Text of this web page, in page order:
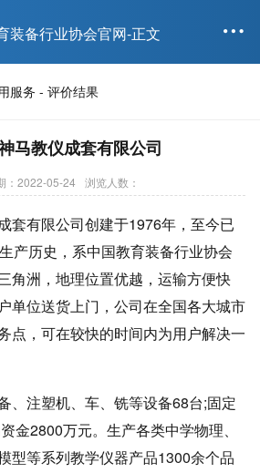
装备行业协会官网-正文 
服务 - 评价结果
马教仪成套有限公司
：2022-05-24 浏览人数：
有限公司创建于1976年，至今已
产历史，系中国教育装备行业协会
角洲，地理位置优越，运输方便快
单位送货上门，公司在全国各大城市
点，可在较快的时间内为用户解决一
注塑机、车、铣等设备68台;固定
金2800万元。生产各类中学物理、
型等系列教学仪器产品1300余个品